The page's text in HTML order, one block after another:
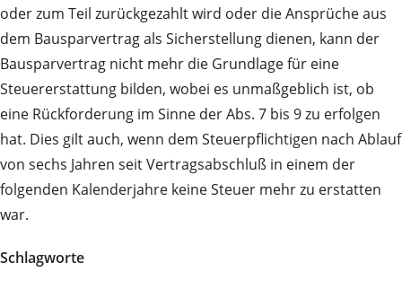
oder zum Teil zurückgezahlt wird oder die Ansprüche aus
dem Bausparvertrag als Sicherstellung dienen, kann der
Bausparvertrag nicht mehr die Grundlage für eine
Steuererstattung bilden, wobei es unmaßgeblich ist, ob
eine Rückforderung im Sinne der Abs. 7 bis 9 zu erfolgen
hat. Dies gilt auch, wenn dem Steuerpflichtigen nach Ablauf
von sechs Jahren seit Vertragsabschluß in einem der
folgenden Kalenderjahre keine Steuer mehr zu erstatten
war.
Schlagworte